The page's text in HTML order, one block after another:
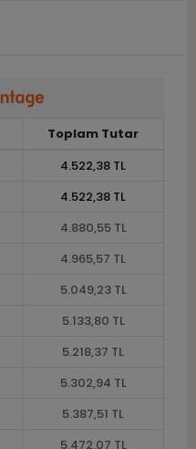
Toplam Tutar
4.522,38 TL
4.522,38 TL
4.880,55 TL
4.965,57 TL
5.049,23 TL
5.133,80 TL
5.218,37 TL
5.302,94 TL
5.387,51 TL
5.472,07 TL